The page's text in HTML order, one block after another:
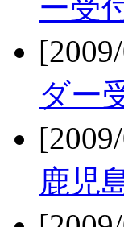
ー受
ダー
鹿児